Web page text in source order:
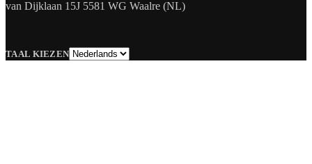
van Dijklaan 15J 5581 WG Waalre (NL)
TAAL KIEZENTaal